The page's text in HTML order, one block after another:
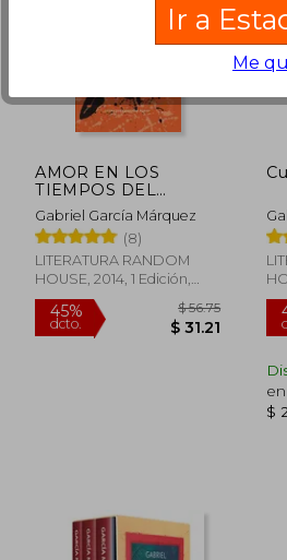
AMOR EN LOS
TIEMPOS DEL
COLERA, EL (EST
Gabriel García Márquez
(8)
LITERATURA RANDOM
HOUSE, 2014, 1 Edición,
Tapa Blanda, Nuevo
$
Ir a
Me